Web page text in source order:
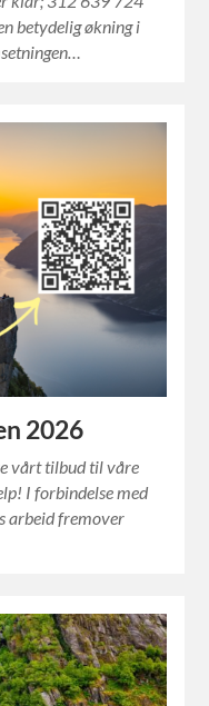
betydelig økning i
2026
vårt tilbud til våre
I forbindelse med
arbeid fremover